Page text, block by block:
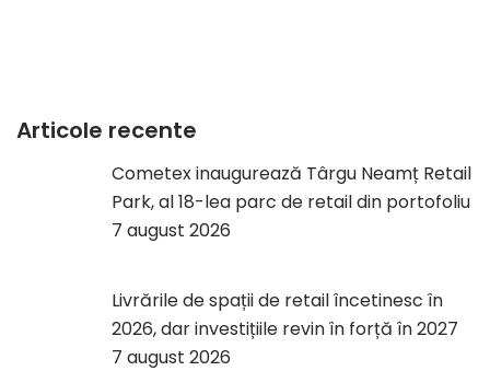
Articole recente
Cometex inaugurează Târgu Neamț Retail
Park, al 18-lea parc de retail din portofoliu
7 august 2026
Livrările de spații de retail încetinesc în
2026, dar investițiile revin în forță în 2027
7 august 2026